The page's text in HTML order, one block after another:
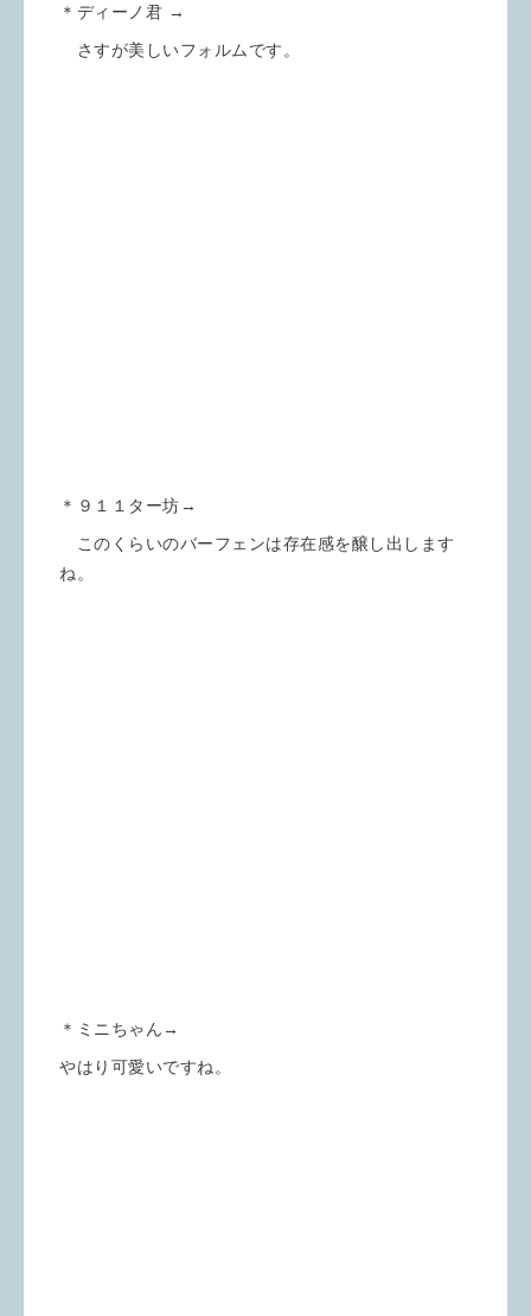
＊ディーノ君 →
さすが美しいフォルムです。
＊９１１ター坊→
このくらいのバーフェンは存在感を醸し出します
ね。
＊ミニちゃん→
やはり可愛いですね。